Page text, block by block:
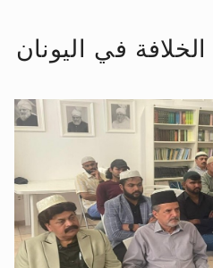
وتعرّف على حقيقة
حِكم، وأهداف >> المزيد
في أهمية عيد
في اليونان